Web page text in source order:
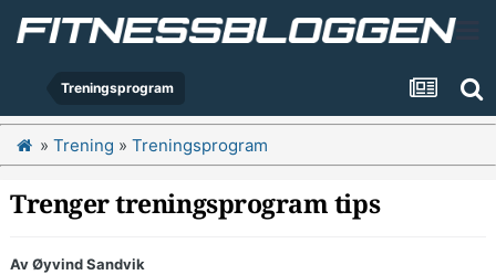
Treningsprogram
» Trening » Treningsprogram
Trenger treningsprogram tips
AvØyvind Sandvik